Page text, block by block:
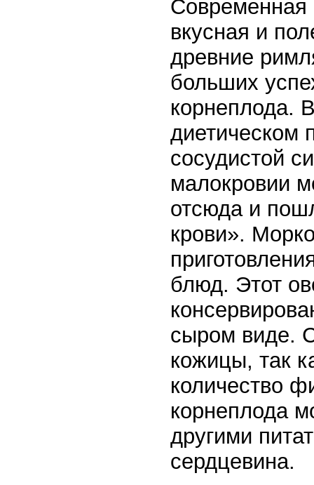
Современная
вкусная и
древние
больших
корнеплода.
диетическом
сосудистой
малокровии
отсюда и
крови».
блюд. Этот
сыром виде.
кожицы, так
количество
корнеплода
другими
сердцевина.